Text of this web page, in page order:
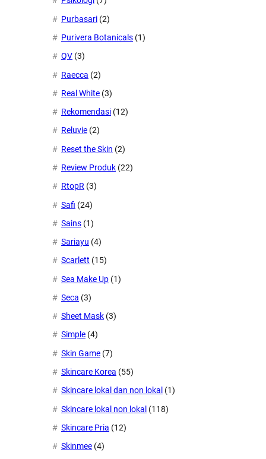
Purbasari (2)
Purivera Botanicals (1)
QV (3)
Raecca (2)
Real White (3)
Rekomendasi (12)
Reluvie (2)
Reset the Skin (2)
Review Produk (22)
RtopR (3)
Safi (24)
Sains (1)
Sariayu (4)
Scarlett (15)
Sea Make Up (1)
Seca (3)
Sheet Mask (3)
Simple (4)
Skin Game (7)
Skincare Korea (55)
Skincare lokal dan non lokal (1)
Skincare lokal non lokal (118)
Skincare Pria (12)
Skinmee (4)